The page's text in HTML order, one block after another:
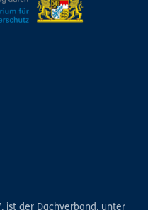
ist der Dachverband, unter